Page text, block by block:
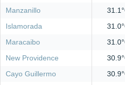
Manzanillo
Islamorada
Maracaibo
New Providence
Cayo Guillermo